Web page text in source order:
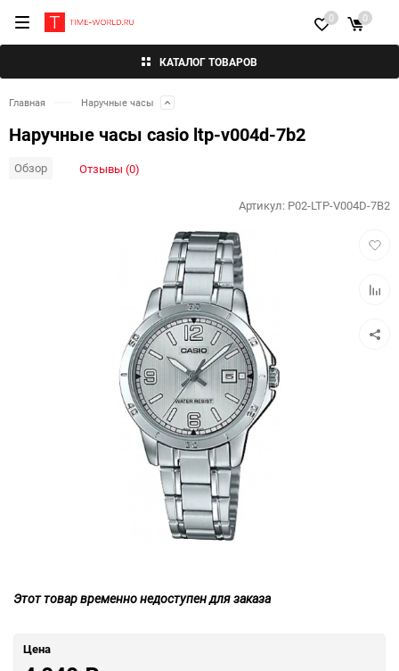
КАТАЛОГ ТОВАРОВ
0 0
Главная Наручные часы
Наручные часы casio ltp-v004d-7b2
Обзор Отзывы (0)
Артикул: P02-LTP-V004D-7B2
Этот товар временно недоступен для заказа
Цена